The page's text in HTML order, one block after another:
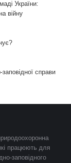
України:
війну
справи
працюють для
заповідного